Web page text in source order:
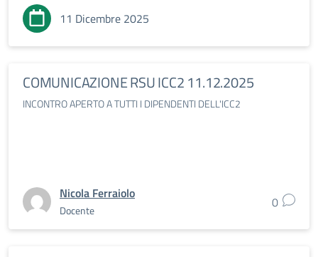
11 Dicembre 2025
COMUNICAZIONE RSU ICC2 11.12.2025
INCONTRO APERTO A TUTTI I DIPENDENTI DELL'ICC2
Nicola Ferraiolo
Docente 0